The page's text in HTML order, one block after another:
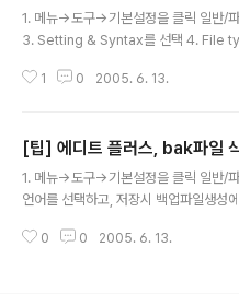
1. 메뉴->도구->기본설정을 클릭 일반/
3. Setting & Syntax를 선택 4. File
1 0 2005. 6. 13.
[팁] 에디트 플러스, bak파일
1. 메뉴->도구->기본설정을 클릭 일반/
언어를 선택하고, 저장시 백업파일생성
0 0 2005. 6. 13.